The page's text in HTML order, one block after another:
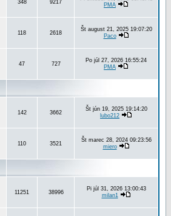
348 9217
PMA
118 2618
Št august 21, 2025 19:07:20
Paco
47 727
Po júl 27, 2026 16:55:24
PMA
142 3662
Št jún 19, 2025 19:14:20
lubo212
110 3521
Št marec 28, 2024 09:23:56
miero
11251 38996
Pi júl 31, 2026 13:00:43
milan1